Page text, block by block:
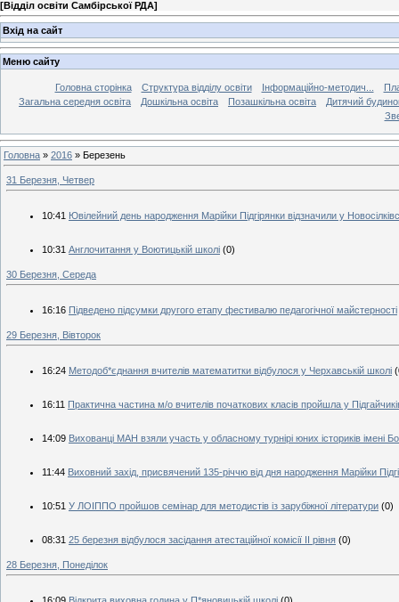
[Відділ освіти Самбірської РДА]
Вхід на сайт
Меню сайту
Головна сторінка Структура відділу освіти Інформаційно-методич...
Загальна середня освіта
Дошкільна освіта Позашкільна освіта
Дитячий
Головна » 2016 » Березень
31 Березня, Четвер
10:41 Ювілейний день народження Марійки Підгірянки відзначили у
10:31 Англочитання у Воютицькій школі (0)
30 Березня, Середа
16:16 Підведено підсумки другого етапу фестивалю педагогічної майстерності
29 Березня, Вівторок
16:24 Методоб*єднання вчителів математитки відбулося у Черхавській школі
16:11 Практична частина м/о вчителів початкових класів пройшла у
14:09 Вихованці МАН взяли участь у обласному турнірі юних істориків імені
11:44 Виховний захід, присвячений 135-річчю від дня народження Марійки
10:51 У ЛОІППО пройшов семінар для методистів із зарубіжної літератури (0)
08:31 25 березня відбулося засідання атестаційної комісії ІІ рівня (0)
28 Березня, Понеділок